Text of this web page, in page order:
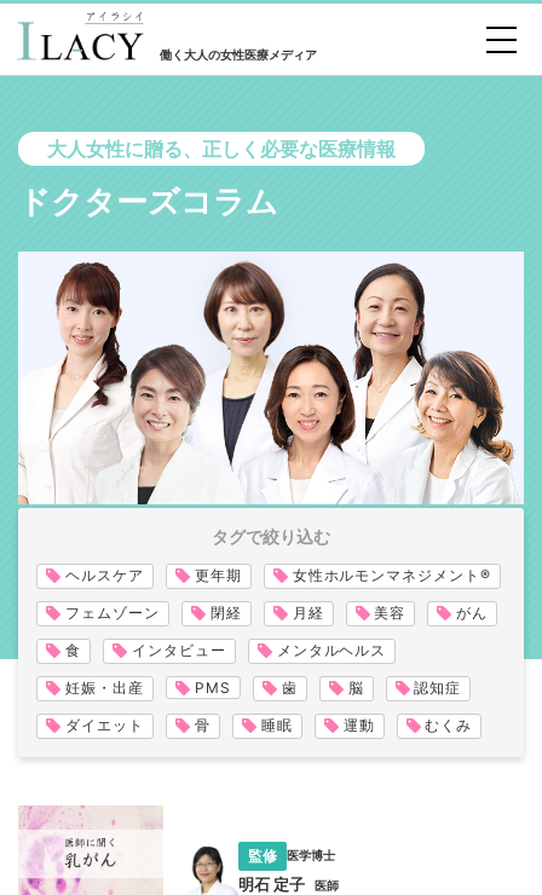
働く大人の女性医療メディア
大人女性に贈る、正しく必要な医療情報
ドクターズコラム
医療・美容・健康の最前線で活躍する専門医による、信頼性の高
い情報をお届けするドクターズコラム。
“知る”ことから始まる、健やかで美しい毎日を。
タグで絞り込む
ヘルスケア 更年期 女性ホルモンマネジメント®
フェムゾーン 閉経 月経 美容 がん
食 インタビュー メンタルヘルス
妊娠・出産 PMS 歯 脳 認知症
ダイエット 骨 睡眠 運動 むくみ
監修 医学博士
明石 定子 医師